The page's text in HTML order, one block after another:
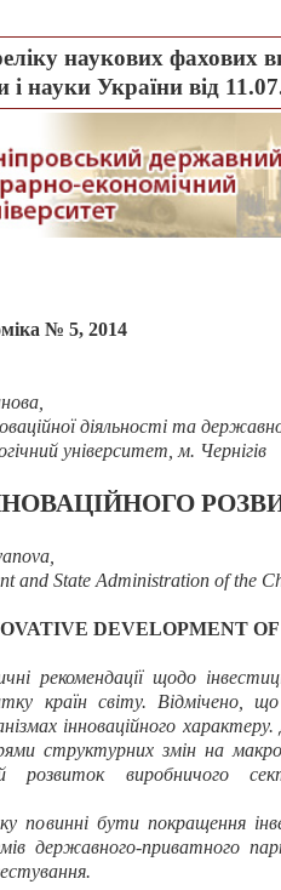
наукових фахових
і науки України від
№ 5, 2014
діяльності та
університет, м. Чернігів
,
and State Administration of the
DEVELOPMENT
щодо
країн світу. Відмічено,
інноваційного
структурних змін на
розвиток виробничого
повинні бути покращення
державного-приватного